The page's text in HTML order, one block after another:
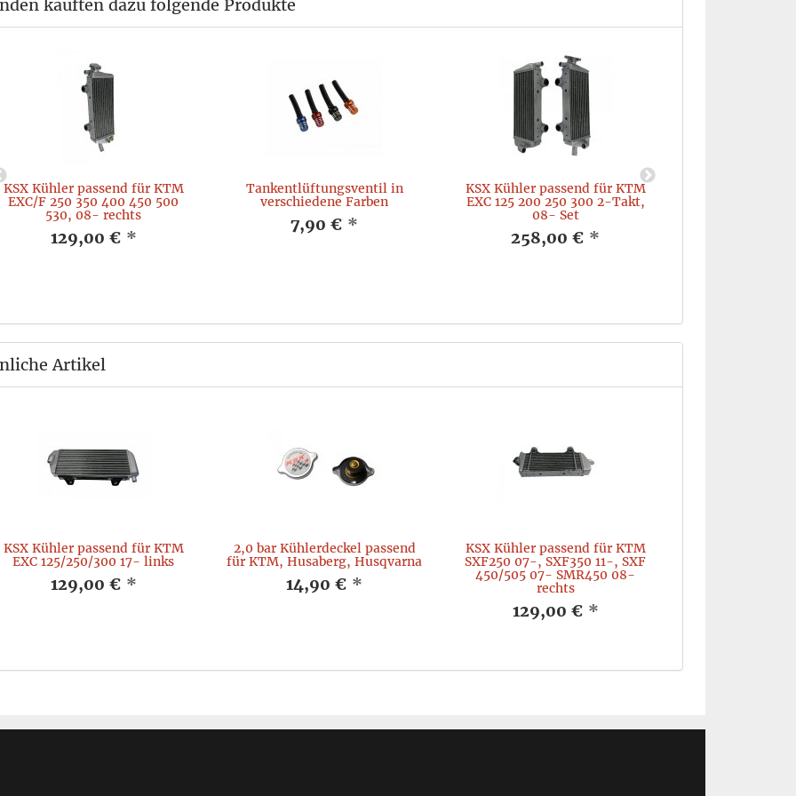
kauften dazu folgende Produkte
KSX Kühler passend für KTM
EXC/F 250 350 400 450 500
530, 08- rechts
129,00 € *
Tankentlüftungsventil in
verschiedene Farben
7,90 € *
KSX Kühler passend für KTM
EXC 125 200 250 300 2-Takt,
08- Set
258,00 € *
Artikel
KSX Kühler passend für KTM
EXC 125/250/300 17- links
129,00 € *
2,0 bar Kühlerdeckel passend
für KTM, Husaberg, Husqvarna
14,90 € *
KSX Kühler passend für KTM
SXF250 07-, SXF350 11-, SXF
450/505 07- SMR450 08-
rechts
129,00 € *